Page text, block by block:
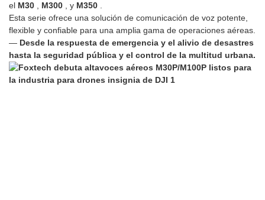
el M30 , M300 , y M350 .
Esta serie ofrece una solución de comunicación de voz potente,
flexible y confiable para una amplia gama de operaciones aéreas.
— Desde la respuesta de emergencia y el alivio de desastres
hasta la seguridad pública y el control de la multitud urbana.